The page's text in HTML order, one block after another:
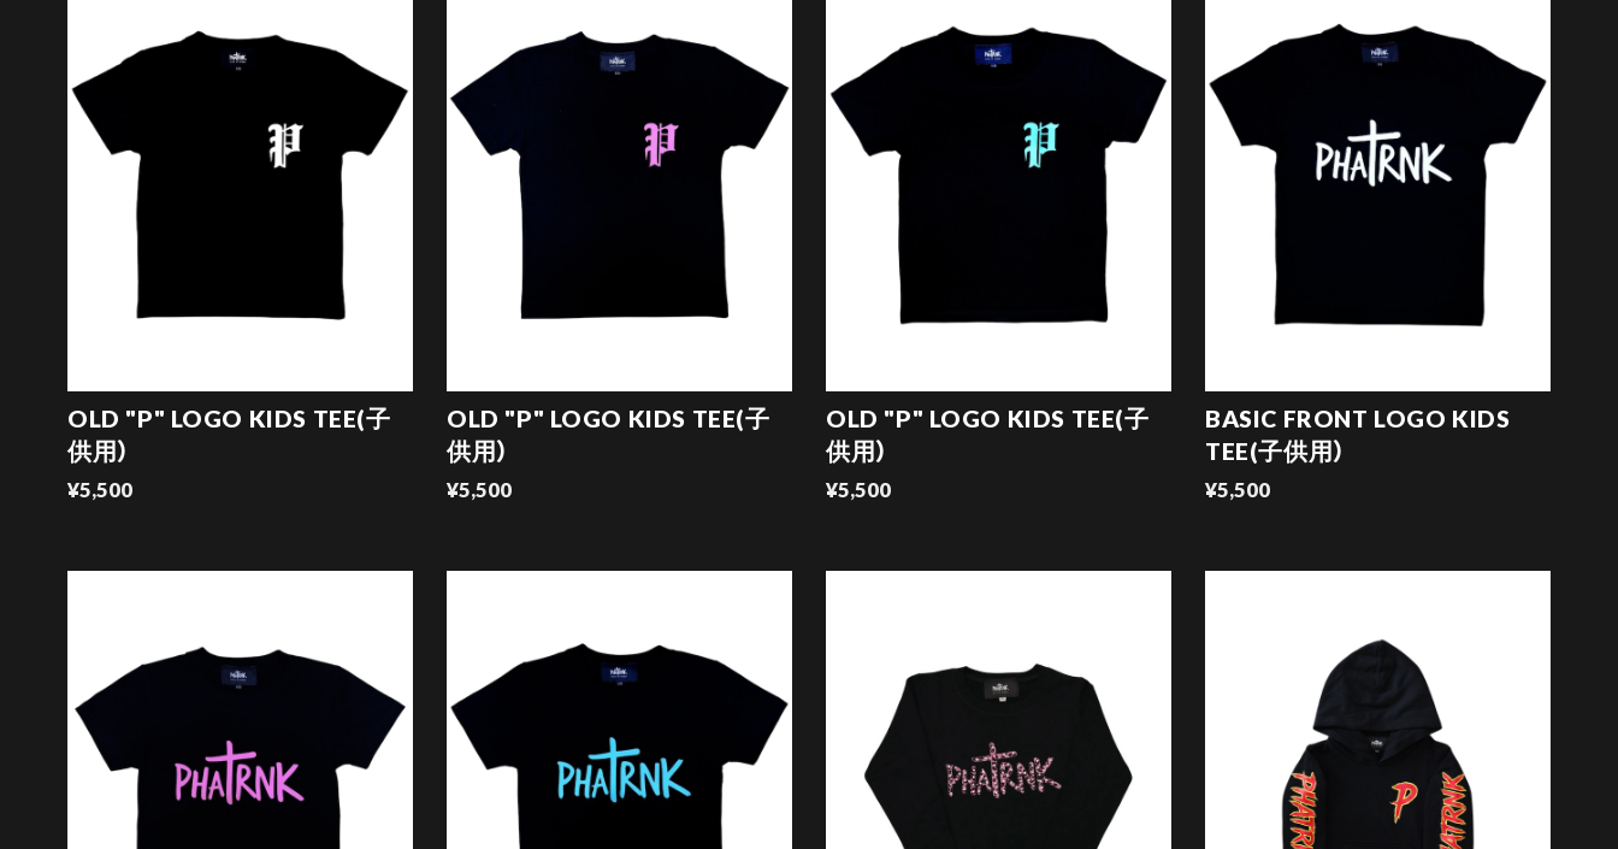
OLD "P" LOGO KIDS TEE(子
供用）
¥5,500
OLD "P" LOGO KIDS TEE(子
供用）
¥5,500
OLD "P" LOGO KIDS TEE(子
供用）
¥5,500
BASIC FRONT LOGO KIDS
TEE(子供用）
¥5,500